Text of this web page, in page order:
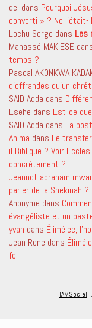
del dans Pourquoi
converti » ? Ne l’était-
Lochu Serge dans Les
Manassé MAKIESE
temps ?
Pascal AKONKWA
d’offrandes qu’un
SAID Adda dans
Esehe dans Est-ce
SAID Adda dans La
Ahima dans Le
il Biblique ? Voir
concrètement ?
Jeannot abraham
parler de la Shekinah ?
Anonyme dans
évangéliste et un
yvan dans Élimélec,
Jean Rene dans
foi
IAMSocial